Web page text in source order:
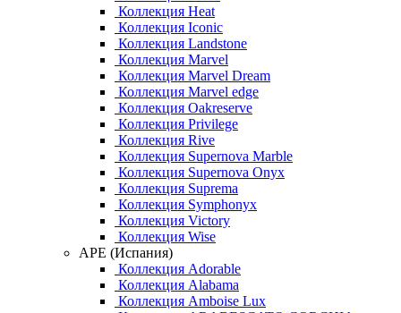
Коллекция Heat
Коллекция Iconic
Коллекция Landstone
Коллекция Marvel
Коллекция Marvel Dream
Коллекция Marvel edge
Коллекция Oakreserve
Коллекция Privilege
Коллекция Rive
Коллекция Supernova Marble
Коллекция Supernova Onyx
Коллекция Suprema
Коллекция Symphonyx
Коллекция Victory
Коллекция Wise
APE (Испания)
Коллекция Adorable
Коллекция Alabama
Коллекция Amboise Lux